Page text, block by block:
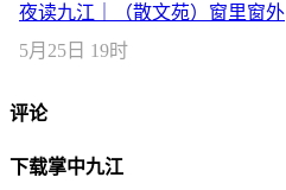
夜读九江｜（散文苑）窗里窗外
5月25日 19时
评论
下载掌中九江